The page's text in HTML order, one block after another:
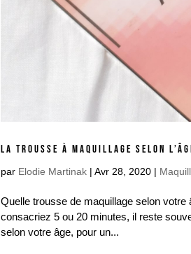
LA TROUSSE À MAQUILLAGE SELON
par Elodie Martinak |Avr 28, 2020 |
Quelle trousse de maquillage selon
consacriez 5 ou 20 minutes, il reste
selon votre âge, pour un...